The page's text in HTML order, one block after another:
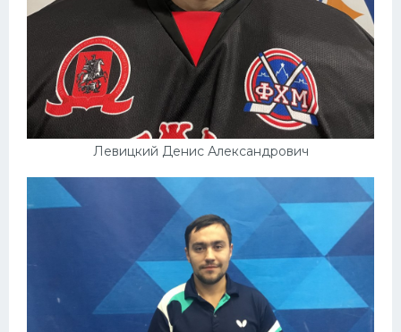
Левицкий Денис Александрович